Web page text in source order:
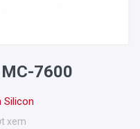
7600
Silicon
xem